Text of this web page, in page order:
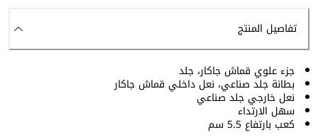
تفاصيل المنتج
جزء علوي قماش جاكار، جلد
بطانة جلد صناعي، نعل داخلي قماش جاكار
نعل خارجي جلد صناعي
سهل الارتداء
كعب بارتفاع 5.5 سم